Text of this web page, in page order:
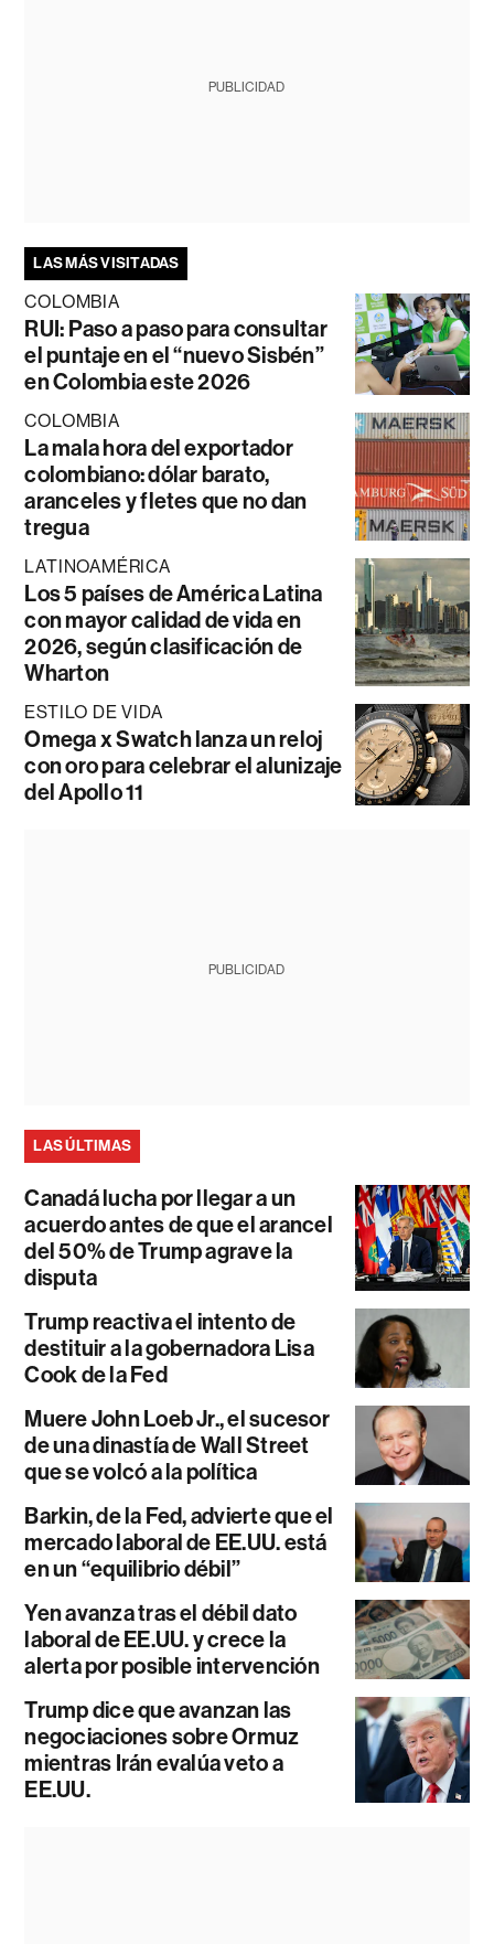
PUBLICIDAD
LAS MÁS VISITADAS
COLOMBIA
RUI: Paso a paso para consultar
el puntaje en el “nuevo Sisbén”
en Colombia este 2026
COLOMBIA
La mala hora del exportador
colombiano: dólar barato,
aranceles y fletes que no dan
tregua
LATINOAMÉRICA
Los 5 países de América Latina
con mayor calidad de vida en
2026, según clasificación de
Wharton
ESTILO DE VIDA
Omega x Swatch lanza un reloj
con oro para celebrar el alunizaje
del Apollo 11
PUBLICIDAD
LAS ÚLTIMAS
Canadá lucha por llegar a un
acuerdo antes de que el arancel
del 50% de Trump agrave la
disputa
Trump reactiva el intento de
destituir a la gobernadora Lisa
Cook de la Fed
Muere John Loeb Jr., el sucesor
de una dinastía de Wall Street
que se volcó a la política
Barkin, de la Fed, advierte que el
mercado laboral de EE.UU. está
en un “equilibrio débil”
Yen avanza tras el débil dato
laboral de EE.UU. y crece la
alerta por posible intervención
Trump dice que avanzan las
negociaciones sobre Ormuz
mientras Irán evalúa veto a
EE.UU.